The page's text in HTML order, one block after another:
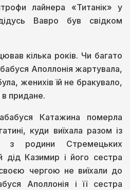
лайнера «Титанік» у
Вавро був свідком
кілька років. Чи багато
Аполлонія жартувала,
женихів їй не бракувало,
придане.
Катажина померла
куди виїхала разом із
з родини Стремецьких
дід Казимир і його сестра
чергою не виїхали до
Аполлонія і її сестра